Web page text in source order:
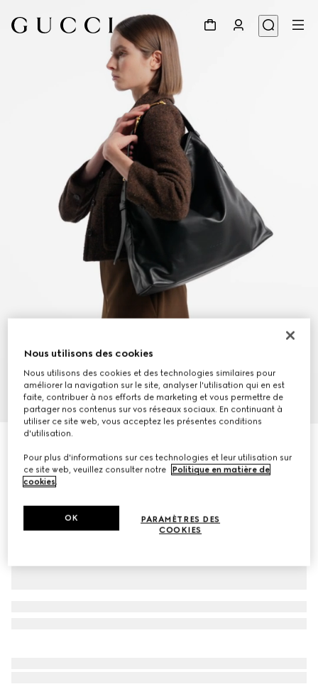
10
€ 1.820
Déclinaisonscuir noir
Nous utilisons des cookies
Nous utilisons des cookies et des technologies similaires pour
améliorer la navigation sur le site, analyser l'utilisation qui en est
faite, contribuer à nos efforts de marketing et vous permettre de
partager nos contenus sur vos réseaux sociaux. En continuant à
utiliser ce site web, vous acceptez les présentes conditions
d'utilisation.
Pour plus d'informations sur ces technologies et leur utilisation sur
ce site web, veuillez consulter notre
Politique en matière de
cookies.
PARAMÈTRES DES
COOKIES
OK